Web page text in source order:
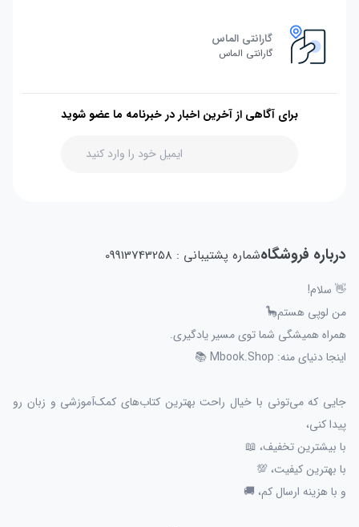
گارانتی الماس
گارانتی الماس
برای آگاهی از آخرین اخبار در خبرنامه ما عضو شوید
درباره فروشگاهشماره پشتیبانی : 09913743258
👋 سلام!
من لوپی هستم🦕
همراه همیشگی شما توی مسیر یادگیری.
اینجا دنیای منه: Mbook.Shop 📚
جایی که می‌تونی با خیال راحت بهترین کتاب‌های کمک‌آموزشی و زبان رو
پیدا کنی،
با بیشترین تخفیف، 📖
با بهترین کیفیت، 💯
و با هزینه ارسال کم، 🚚